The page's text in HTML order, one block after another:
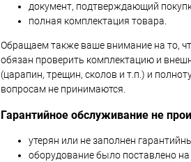
документ, подтверждающий
полная комплектация товара.
Обращаем также ваше внимание на то,
обязан проверить комплектацию и
(царапин, трещин, сколов и т.п.) и
вопросам не принимаются.
Гарантийное обслуживание не
утерян или не заполнен
оборудование было поставлено